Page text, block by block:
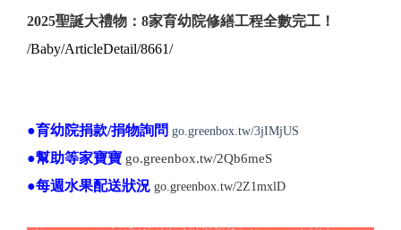
2025聖誕大禮物：8家育幼院修繕工程全數完工！
/Baby/ArticleDetail/8661/
●育幼院捐款/捐物詢問 go.greenbox.tw/3jIMjUS
●幫助等家寶寶 go.greenbox.tw/2Qb6meS
●每週水果配送狀況 go.greenbox.tw/2Z1mxlD